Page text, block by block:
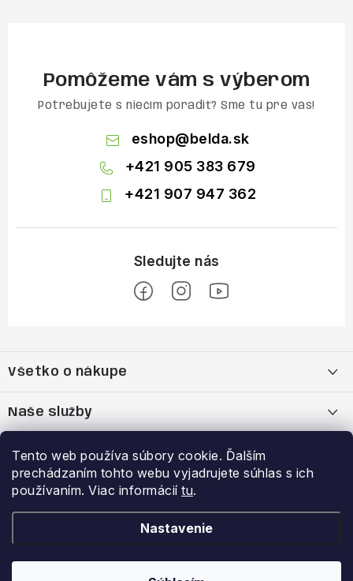
Tento web používa súbory cookie. Ďalším
prechádzaním tohto webu vyjadrujete súhlas s ich
používaním. Viac informácií tu.
Nastavenie
Pomôžeme vám s výberom
Potrebujete s niečím poradiť? Sme tu pre vás!
eshop@belda.sk
+421 905 383 679
+421 907 947 362
p
ä
t
Všetko o nákupe
OBCHODNÉ PODMIENKY
Zásady spracovania a ochrany osobných údajov
Reklamačný poriadok
Naše služby
Bootfitting - Tvarovanie Lyžiarok v Nitre
Dynamická analýza chodidla
Požičovňa lyží
Výhody a zľavy
Garancia najnižšej ceny
Prihlásenie